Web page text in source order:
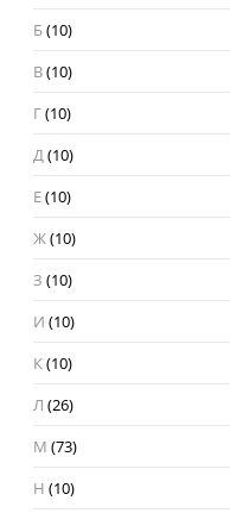
Б(10)
В(10)
Г(10)
Д(10)
Е(10)
Ж(10)
З (10)
И (10)
К(10)
Л (26)
М (73)
Н (10)